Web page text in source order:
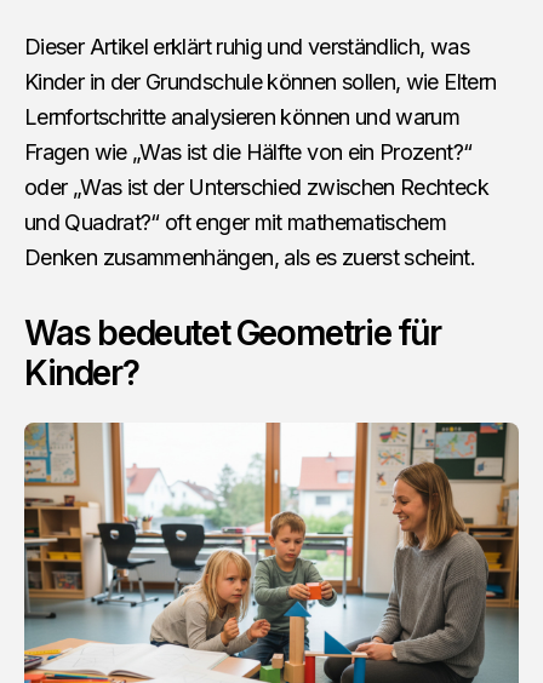
Dieser Artikel erklärt ruhig und verständlich, was
Kinder in der Grundschule können sollen, wie Eltern
Lernfortschritte analysieren können und warum
Fragen wie „Was ist die Hälfte von ein Prozent?“
oder „Was ist der Unterschied zwischen Rechteck
und Quadrat?“ oft enger mit mathematischem
Denken zusammenhängen, als es zuerst scheint.
Was bedeutet Geometrie für
Kinder?